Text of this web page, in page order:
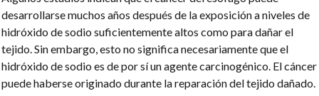
desarrollarse muchos años después de la exposición a niveles de
hidróxido de sodio suficientemente altos como para dañar el
tejido. Sin embargo, esto no significa necesariamente que el
hidróxido de sodio es de por sí un agente carcinogénico. El cáncer
puede haberse originado durante la reparación del tejido dañado.